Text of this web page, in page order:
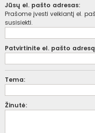
Jūsų el. pašto adresas:
Prašome įvesti veikiantį el.
susisiekti.
Patvirtinite el. pašto
Tema:
Žinutė: